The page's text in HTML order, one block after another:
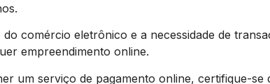
comércio eletrônico e a necessidade de
empreendimento online.
um serviço de pagamento online, certifique-